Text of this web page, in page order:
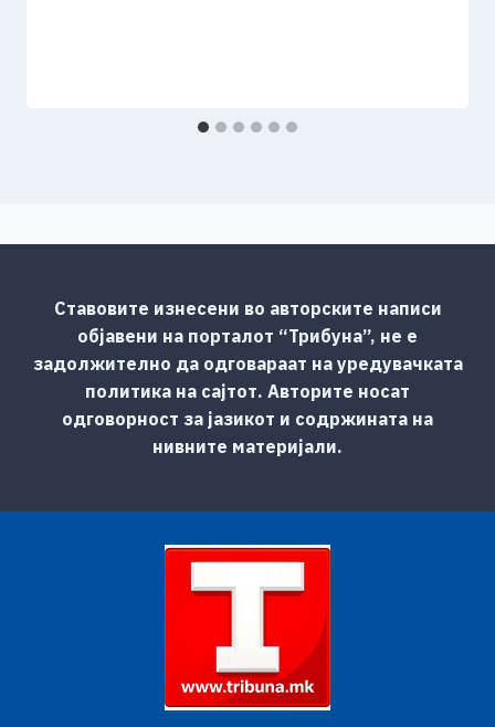
Ставовите изнесени во авторските написи
објавени на порталот “Трибуна”, не е
задолжително да одговараат на уредувачката
политика на сајтот. Авторите носат
одговорност за јазикот и содржината на
нивните материјали.